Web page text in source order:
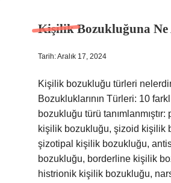
Kişilik Bozukluğuna
Tarih: Aralık 17, 2024
Kişilik bozukluğu türleri
Bozukluklarının Türleri: 10
bozukluğu türü tanımlanmıştır:
kişilik bozukluğu, şizoid kişilik
şizotipal kişilik bozukluğu,
bozukluğu, borderline kişilik
histrionik kişilik bozukluğu,